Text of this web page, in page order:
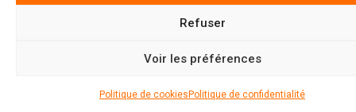
Refuser
Voir les préférences
Politique de cookies Politique de confidentialité